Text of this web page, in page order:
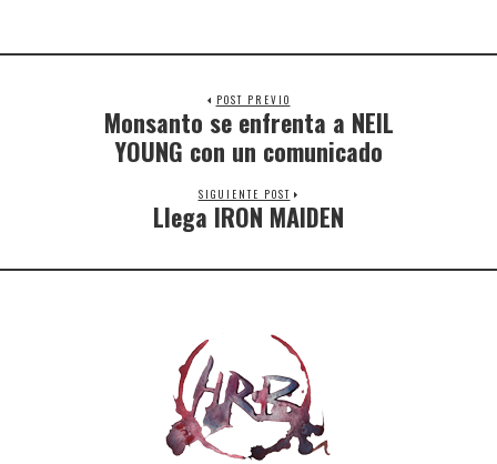
POST PREVIO
Monsanto se enfrenta a NEIL
YOUNG con un comunicado
SIGUIENTE POST
Llega IRON MAIDEN